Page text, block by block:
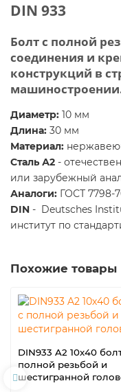
DIN 933
Болт с полной
соединения и
конструкций в
Диаметр: 10 мм
Длина: 30 мм
Материал:
Сталь А2 -
или зарубежный
Аналоги: ГОСТ 7798-
DIN - Deutsches
институт по
Похожие товары
DIN933 A2 10х40
полной резьбой и
шестигранной